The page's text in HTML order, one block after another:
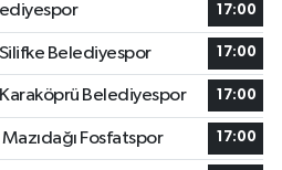
17:00
Belediyespor 17:00
Karaköprü Belediyespor 17:00
Fosfatspor 17:00